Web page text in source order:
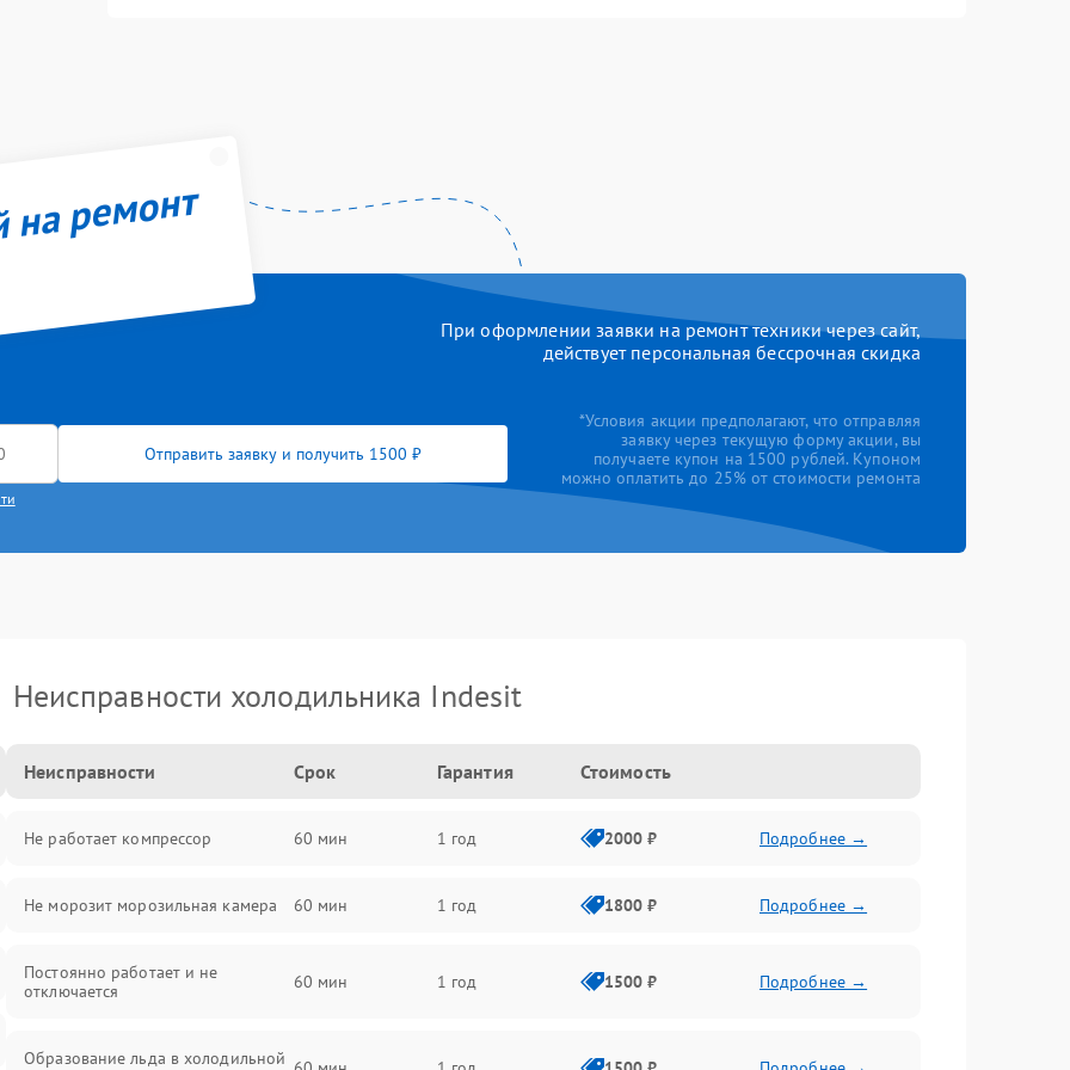
ремонт
При оформлении заявки на ремонт техники через сайт,
действует персональная бессрочная скидка
Отправить заявку и получить 1500 ₽
*Условия акции предполагают, что отправляя
заявку через текущую форму акции, вы
получаете купон на 1500 рублей. Купоном
можно оплатить до 25% от стоимости ремонта
Неисправности холодильника Indesit
Неисправности Срок Гарантия Стоимость
Не работает компрессор 60 мин 1 год 2000 ₽ Подробнее →
Не морозит морозильная камера 60 мин 1 год 1800 ₽ Подробнее →
Постоянно работает и не
отключается
60 мин 1 год 1500 ₽ Подробнее →
Образование льда в холодильной